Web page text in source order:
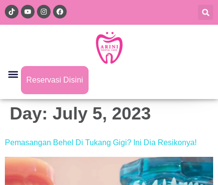
Reservasi Disini
Day: July 5, 2023
Pemasangan Behel Di Tukang Gigi? Ini Dia Resikonya!